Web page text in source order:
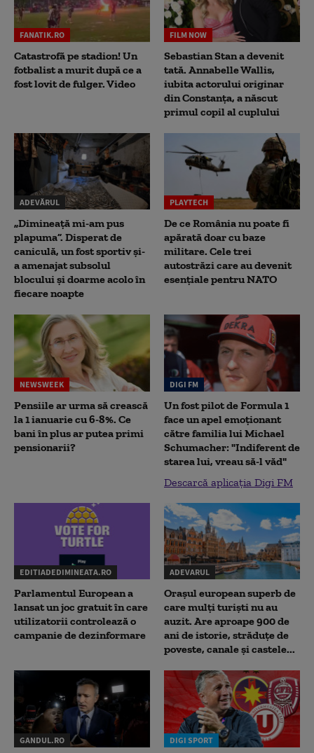
FANATIK.RO
Catastrofă pe stadion! Un
fotbalist a murit după ce a
fost lovit de fulger. Video
FILM NOW
Sebastian Stan a devenit
tată. Annabelle Wallis,
iubita actorului originar
din Constanța, a născut
primul copil al cuplului
ADEVĂRUL
„Dimineață mi-am pus
plapuma”. Disperat de
caniculă, un fost sportiv și-
a amenajat subsolul
blocului și doarme acolo în
fiecare noapte
PLAYTECH
De ce România nu poate fi
apărată doar cu baze
militare. Cele trei
autostrăzi care au devenit
esențiale pentru NATO
NEWSWEEK
Pensiile ar urma să crească
la 1 ianuarie cu 6-8%. Ce
bani în plus ar putea primi
pensionarii?
DIGI FM
Un fost pilot de Formula 1
face un apel emoționant
către familia lui Michael
Schumacher: "Indiferent de
starea lui, vreau să-l văd"
Descarcă aplicația Digi FM
EDITIADEDIMINEATA.RO
Parlamentul European a
lansat un joc gratuit în care
utilizatorii controlează o
campanie de dezinformare
ADEVARUL
Orașul european superb de
care mulți turiști nu au
auzit. Are aproape 900 de
ani de istorie, străduțe de
poveste, canale și castele...
GANDUL.RO DIGI SPORT